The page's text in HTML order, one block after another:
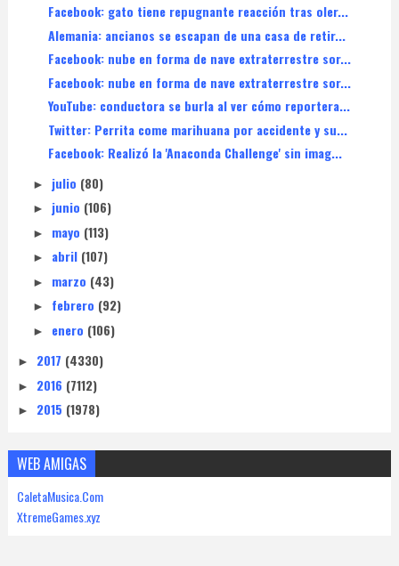
Facebook: gato tiene repugnante reacción tras oler...
Alemania: ancianos se escapan de una casa de retir...
Facebook: nube en forma de nave extraterrestre sor...
Facebook: nube en forma de nave extraterrestre sor...
YouTube: conductora se burla al ver cómo reportera...
Twitter: Perrita come marihuana por accidente y su...
Facebook: Realizó la 'Anaconda Challenge' sin imag...
► julio (80)
► junio (106)
► mayo (113)
► abril (107)
► marzo (43)
► febrero (92)
► enero (106)
► 2017 (4330)
► 2016 (7112)
► 2015 (1978)
WEB AMIGAS
CaletaMusica.Com
XtremeGames.xyz